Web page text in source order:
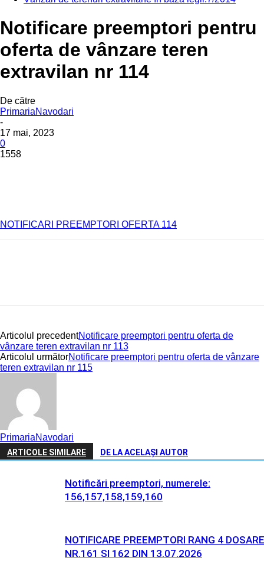
Notificare preemptori pentru
oferta de vânzare teren
extravilan nr 114
De către
PrimariaNavodari
-
17 mai, 2023
0
1558
NOTIFICARI PREEMPTORI OFERTA 114
Articolul precedentNotificare preemptori pentru oferta de
vânzare teren extravilan nr 113
Articolul următorNotificare preemptori pentru oferta de vânzare
teren extravilan nr 115
PrimariaNavodari
ARTICOLE SIMILARE DE LA ACELAȘI AUTOR
Notificări preemptori, numerele:
156,157,158,159,160
NOTIFICARE PREEMPTORI RANG 4 DOSARE
NR.161 SI 162 DIN 13.07.2026